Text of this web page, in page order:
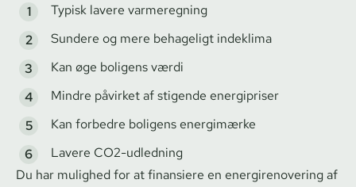
Typisk lavere varmeregning
Sundere og mere behageligt indeklima
Kan øge boligens værdi
Mindre påvirket af stigende energipriser
Kan forbedre boligens energimærke
Lavere CO2-udledning
Du har mulighed for at finansiere en ener­gi­renove­ring af